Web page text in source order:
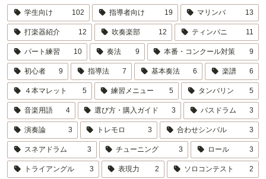
学生向け 102 指導者向け 19 マリンバ 13
打楽器紹介 12 吹奏楽部 12 ティンパニ 11
パート練習 10 奏法 9 本番・コンクール対策 9
初心者 9 指導法 7 基本奏法 6 楽譜 6
４本マレット 5 練習メニュー 5 タンバリン 5
音楽用語 4 選び方・購入ガイド 3 バスドラム 3
演奏論 3 トレモロ 3 合わせシンバル 3
スネアドラム 3 チューニング 3 ロール 3
トライアングル 3 表現力 2 ソロコンテスト 2